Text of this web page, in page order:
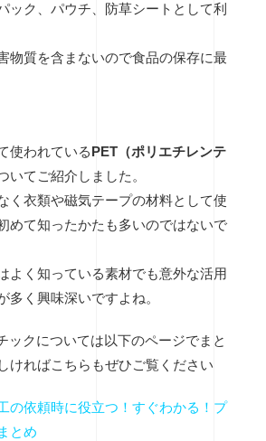
ック、パウチ、防草シートとして利
物質を含まないので食品の保存に最
使われている PET（ポリエチレンテ
いてご紹介しました。
く衣類や磁気テープの材料として使
めて知ったかたも多いのではないで
よく知っている素材でも意外な活用
多く興味深いですよね。
ックについては以下のページでまと
ければこちらもぜひご覧ください
の依頼時に役立つ！すぐわかる！プ
とめ